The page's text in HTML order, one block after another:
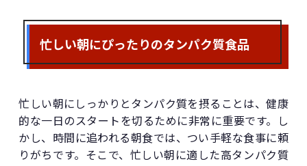
忙しい朝にぴったりのタンパク質食品
忙しい朝にしっかりとタンパク質を摂ることは、健康
的な一日のスタートを切るために非常に重要です。し
かし、時間に追われる朝食では、つい手軽な食事に頼
りがちです。そこで、忙しい朝に適した高タンパク質